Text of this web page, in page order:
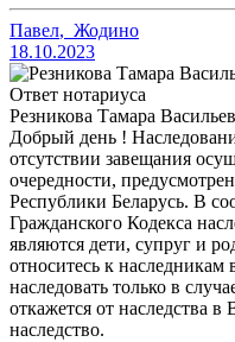
Павел, Жодино
18.10.2023
Ответ нотариуса
Резникова Тамара
Добрый день !
отсутствии завещания
очередности,
Республики Беларусь. В
Гражданского Кодекса
являются дети, супруг и
относитесь к
наследовать только в
откажется от наследства
наследство.